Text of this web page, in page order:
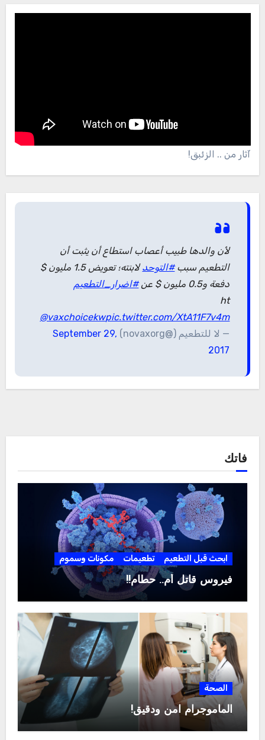
آثار من .. الزئبق!
لأن والدها طبيب أعصاب استطاع أن يثبت أن
التطعيم سبب#التوحد
لابنته؛ تعويض 1.5 مليون $
دفعة و0.5 مليون $ عن
#اضرار_التطعيم
ht
@vaxchoicekwpic.twitter.com/XtA11F7v4m
— لا للتطعيم (@novaxorg)
September 29,
2017
فاتك
ابحث قبل التطعيم تطعيمات مكونات وسموم
فيروس قاتل أم.. حطام!!
الصحة
الماموجرام آمن ودقيق!